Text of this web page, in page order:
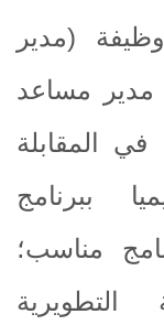
(مدير
مدير مساعد
المقابلة
ببرنامج
مناسب؛